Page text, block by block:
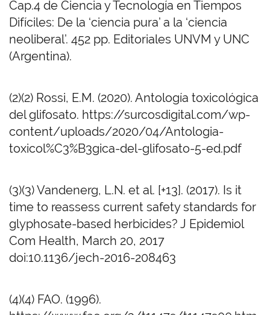
Cap.4 de Ciencia y Tecnología en Tiempos
Difíciles: De la ‘ciencia pura’ a la ‘ciencia
neoliberal’. 452 pp. Editoriales UNVM y UNC
(Argentina).
(2)(2) Rossi, E.M. (2020). Antología toxicológica
del glifosato. https://surcosdigital.com/wp-
content/uploads/2020/04/Antologia-
toxicol%C3%B3gica-del-glifosato-5-ed.pdf
(3)(3) Vandenerg, L.N. et al. [+13]. (2017). Is it
time to reassess current safety standards for
glyphosate-based herbicides? J Epidemiol
Com Health, March 20, 2017
doi:10.1136/jech-2016-208463
(4)(4) FAO. (1996).